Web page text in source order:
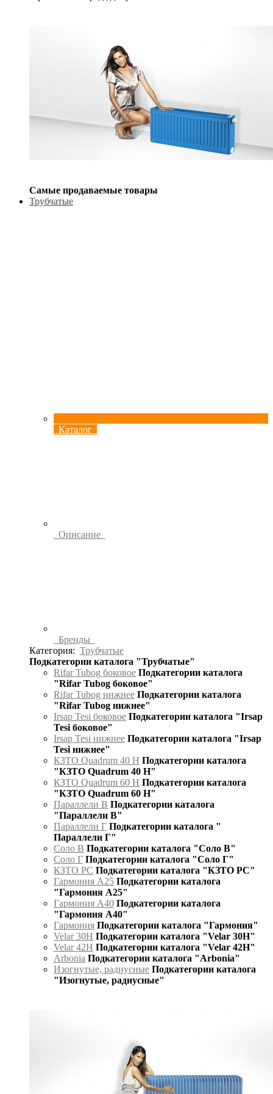
Самые продаваемые товары
Трубчатые
Каталог
Описание
Бренды
Категория: Трубчатые
Подкатегории каталога "Трубчатые"
Rifar Tubog боковое Подкатегории каталога
"Rifar Tubog боковое"
Rifar Tubog нижнее Подкатегории каталога
"Rifar Tubog нижнее"
Irsap Tesi боковое Подкатегории каталога "Irsap
Tesi боковое"
Irsap Tesi нижнее Подкатегории каталога "Irsap
Tesi нижнее"
КЗТО Quadrum 40 H Подкатегории каталога
"КЗТО Quadrum 40 H"
КЗТО Quadrum 60 H Подкатегории каталога
"КЗТО Quadrum 60 H"
Параллели В Подкатегории каталога
"Параллели В"
Параллели Г Подкатегории каталога "
Параллели Г"
Соло В Подкатегории каталога "Соло В"
Соло Г Подкатегории каталога "Соло Г"
КЗТО РС Подкатегории каталога "КЗТО РС"
Гармония А25 Подкатегории каталога
"Гармония А25"
Гармония А40 Подкатегории каталога
"Гармония А40"
Гармония Подкатегории каталога "Гармония"
Velar 30H Подкатегории каталога "Velar 30H"
Velar 42H Подкатегории каталога "Velar 42H"
Arbonia Подкатегории каталога "Arbonia"
Изогнутые, радиусные Подкатегории каталога
"Изогнутые, радиусные"